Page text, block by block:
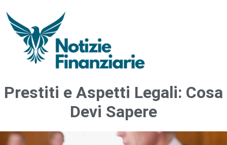
Prestiti e Aspetti Legali: Cosa
Devi Sapere